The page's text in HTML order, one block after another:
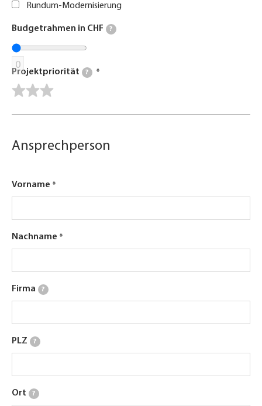
Rundum-Modernisierung
Budgetrahmen in CHF ?
0
Projektpriorität ?
Ansprechperson
Vorname
Nachname
Firma ?
PLZ ?
Ort ?